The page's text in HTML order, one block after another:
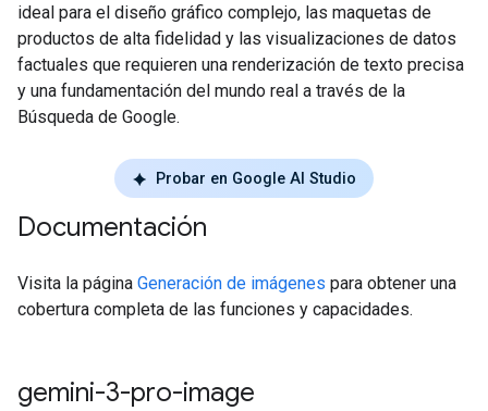
ideal para el diseño gráfico complejo, las maquetas de
productos de alta fidelidad y las visualizaciones de datos
factuales que requieren una renderización de texto precisa
y una fundamentación del mundo real a través de la
Búsqueda de Google.
Probar en Google AI Studio
Documentación
Visita la página Generación de imágenes para obtener una
cobertura completa de las funciones y capacidades.
gemini-3-pro-image